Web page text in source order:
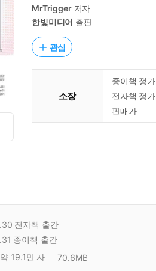
MrTrigger저자
한빛미디어 출판
관심
소장
종이책 정가
전자책 정가
판매가
전자책 출간
종이책 출간
약 19.1만 자 70.6MB